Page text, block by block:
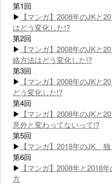
第1回
▶ 【マンガ】2008年のJKと
はどう変化した!?
第2回
▶ 【マンガ】2008年のJKと
絡方法はどう変化した!?
第3回
▶ 【マンガ】2008年のJKと
どう変化した!?
第4回
▶ 【マンガ】2008年のJKと
意外と変わってないって!?
第5回
▶ 【マンガ】2018年のJK、
第6回
▶ 【マンガ】2008年と2018
方